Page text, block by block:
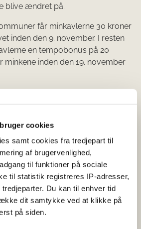
cookies
samt cookies fra tredjepart til
af brugervenlighed,
til funktioner på sociale
til statistik registreres IP-adresser,
Du kan til enhver tid
dit samtykke ved at klikke på
på siden.
blive ændret på.
får minkavlerne 30 kroner
inden den 9. november. I resten
en tempobonus på 20
minkene inden den 19. november
forlænget, er tempobonussen et
regeringens ambition at få aflivet
til folkesundheden. På
indsats der er i gang,
stadig smittet med covid-19
sig rundt i landet.
vurdering er da
et stort reservoir med smitte er